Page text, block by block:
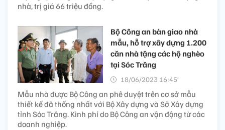
nhà, trị giá 66 triệu đồng.
Bộ Công an bàn giao nhà
mẫu, hỗ trợ xây dựng 1.200
căn nhà tặng các hộ nghèo
tại Sóc Trăng
18/06/2023 16:45’
Mẫu nhà được Bộ Công an phê duyệt trên cơ sở mẫu
thiết kế đã thống nhất với Bộ Xây dựng và Sở Xây dựng
tỉnh Sóc Trăng. Kinh phí do Bộ Công an vận động từ các
doanh nghiệp.